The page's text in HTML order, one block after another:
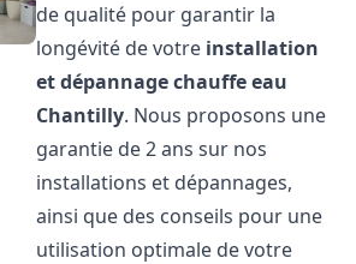
de qualité pour garantir la
longévité de votre installation
et dépannage chauffe eau
Chantilly. Nous proposons une
garantie de 2 ans sur nos
installations et dépannages,
ainsi que des conseils pour une
utilisation optimale de votre